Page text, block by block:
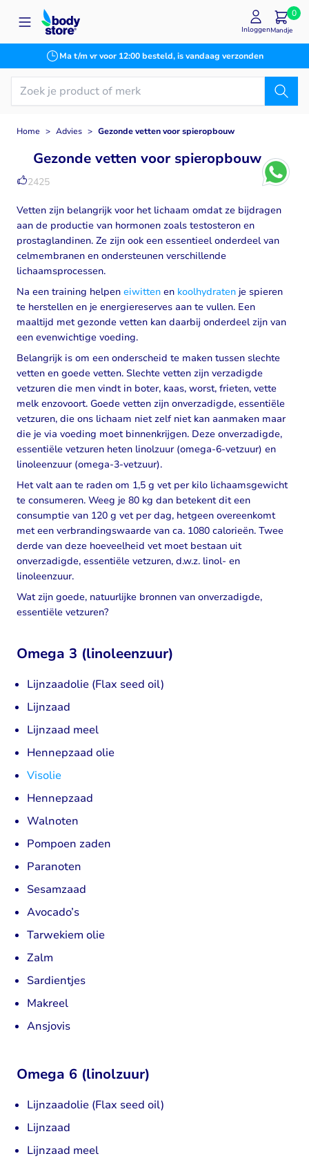
Ga naar de inhoud
Ma t/m vr voor 12:00 besteld, is vandaag verzonden
InloggenMandje
0
Home > Advies > Gezonde vetten voor spieropbouw
Gezonde vetten voor spieropbouw
2425
Vetten zijn belangrijk voor het lichaam omdat ze bijdragen
aan de productie van hormonen zoals testosteron en
prostaglandinen. Ze zijn ook een essentieel onderdeel van
celmembranen en ondersteunen verschillende
lichaamsprocessen.
Na een training helpen eiwitten en koolhydraten je spieren
te herstellen en je energiereserves aan te vullen. Een
maaltijd met gezonde vetten kan daarbij onderdeel zijn van
een evenwichtige voeding.
Belangrijk is om een onderscheid te maken tussen slechte
vetten en goede vetten. Slechte vetten zijn verzadigde
vetzuren die men vindt in boter, kaas, worst, frieten, vette
melk enzovoort. Goede vetten zijn onverzadigde, essentiële
vetzuren, die ons lichaam niet zelf niet kan aanmaken maar
die je via voeding moet binnenkrijgen. Deze onverzadigde,
essentiële vetzuren heten linolzuur (omega-6-vetzuur) en
linoleenzuur (omega-3-vetzuur).
Het valt aan te raden om 1,5 g vet per kilo lichaamsgewicht
te consumeren. Weeg je 80 kg dan betekent dit een
consumptie van 120 g vet per dag, hetgeen overeenkomt
met een verbrandingswaarde van ca. 1080 calorieën. Twee
derde van deze hoeveelheid vet moet bestaan uit
onverzadigde, essentiële vetzuren, d.w.z. linol- en
linoleenzuur.
Wat zijn goede, natuurlijke bronnen van onverzadigde,
essentiële vetzuren?
Omega 3 (linoleenzuur)
Lijnzaadolie (Flax seed oil)
Lijnzaad
Lijnzaad meel
Hennepzaad olie
Visolie
Hennepzaad
Walnoten
Pompoen zaden
Paranoten
Sesamzaad
Avocado’s
Tarwekiem olie
Zalm
Sardientjes
Makreel
Ansjovis
Omega 6 (linolzuur)
Lijnzaadolie (Flax seed oil)
Lijnzaad
Lijnzaad meel